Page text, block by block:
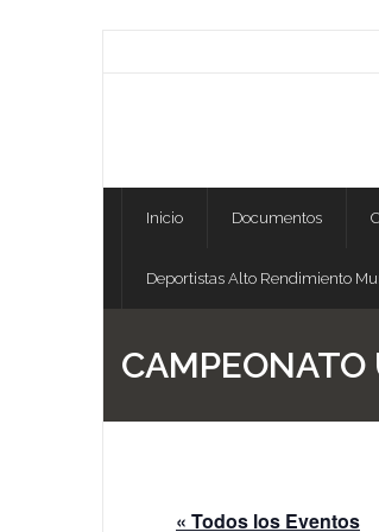
Inicio Documentos
Deportistas Alto Rendimiento
CAMPEONATO
« Todos los Eventos